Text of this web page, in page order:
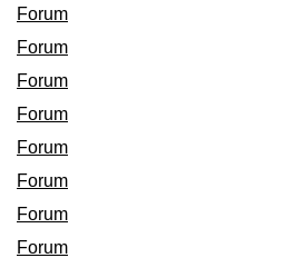
Forum
Forum
Forum
Forum
Forum
Forum
Forum
Forum